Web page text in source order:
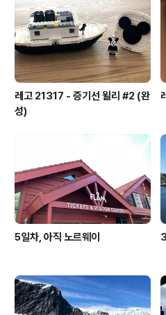
레고 21317 - 증기선 윌리 #2 (완
성)
5일차, 아직 노르웨이